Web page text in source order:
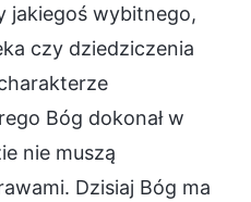
jakiegoś wybitnego,
czy dziedziczenia
Bóg dokonał w
nie muszą
Dzisiaj Bóg ma